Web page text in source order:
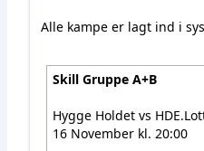
Alle kampe er lagt ind i
Skill Gruppe A+B
Hygge Holdet vs
16 November kl. 20:00